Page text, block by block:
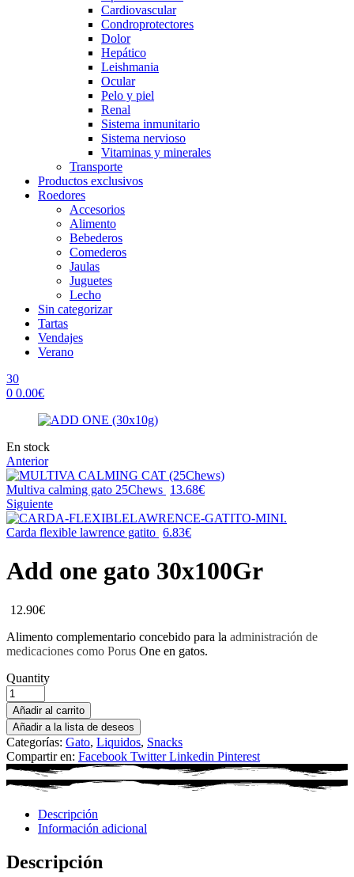
Cardiovascular
Condroprotectores
Dolor
Hepático
Leishmania
Ocular
Pelo y piel
Renal
Sistema inmunitario
Sistema nervioso
Vitaminas y minerales
Transporte
Productos exclusivos
Roedores
Accesorios
Alimento
Bebederos
Comederos
Jaulas
Juguetes
Lecho
Sin categorizar
Tartas
Vendajes
Verano
30
0 0.00€
Availability:
En stock
Anterior
Multiva calming gato 25Chews 13.68€
Siguiente
Carda flexible lawrence gatito 6.83€
Add one gato 30x100Gr
12.90€
Alimento complementario concebido para la administración de
medicaciones como Porus One en gatos.
Quantity
Añadir al carrito
Añadir a la lista de deseos
Categorías: Gato, Liquidos, Snacks
Compartir en: Facebook Twitter Linkedin Pinterest
Descripción
Información adicional
Descripción